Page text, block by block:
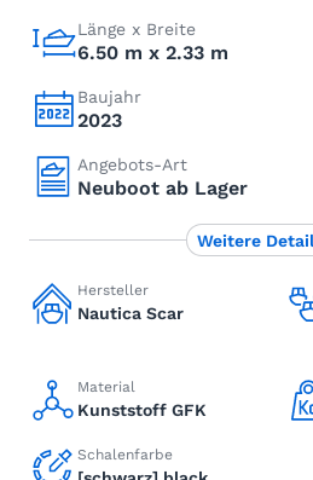
Länge x Breite
6.50 m x 2.33 m
Baujahr
2023
Angebots-Art
Neuboot ab Lager
Hersteller
Nautica Scar
Material
Kunststoff GFK
Schalenfarbe
Weitere